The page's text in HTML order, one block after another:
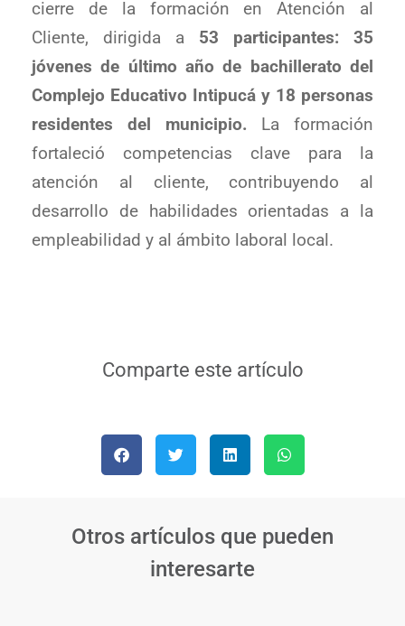
cierre de la formación en Atención al
Cliente, dirigida a 53 participantes: 35
jóvenes de último año de bachillerato del
Complejo Educativo Intipucá y 18 personas
residentes del municipio. La formación
fortaleció competencias clave para la
atención al cliente, contribuyendo al
desarrollo de habilidades orientadas a la
empleabilidad y al ámbito laboral local.
Comparte este artículo
Otros artículos que pueden
interesarte